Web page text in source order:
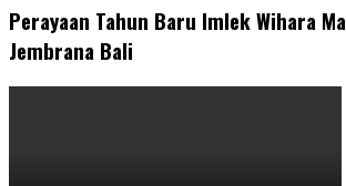
Perayaan Tahun Baru Imlek Wihara
Jembrana Bali